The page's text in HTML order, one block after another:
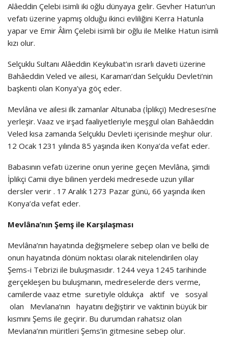
Alâeddin Çelebi isimli iki oğlu dünyaya gelir. Gevher Hatun’un
vefatı üzerine yapmış olduğu ikinci evliliğini Kerra Hatunla
yapar ve Emir Âlim Çelebi isimli bir oğlu ile Melike Hatun isimli
kızı olur.
Selçuklu Sultanı Alâeddin Keykubat’ın ısrarlı daveti üzerine
Bahâeddin Veled ve ailesi, Karaman’dan Selçuklu Devleti’nin
başkenti olan Konya’ya göç eder.
Mevlâna ve ailesi ilk zamanlar Altunaba (İplikçi) Medresesi’ne
yerleşir. Vaaz ve irşad faaliyetleriyle meşgul olan Bahâeddin
Veled kısa zamanda Selçuklu Devleti içerisinde meşhur olur.
12 Ocak 1231 yılında 85 yaşında iken Konya’da vefat eder.
Babasının vefatı üzerine onun yerine geçen Mevlâna, şimdi
İplikçi Camii diye bilinen yerdeki medresede uzun yıllar
dersler verir . 17 Aralık 1273 Pazar günü, 66 yaşında iken
Konya’da vefat eder.
Mevlâna’nın Şemş ile Karşılaşması
Mevlâna’nın hayatında değişmelere sebep olan ve belki de
onun hayatında dönüm noktası olarak nitelendirilen olay
Şems-i Tebrizi ile buluşmasıdır. 1244 veya 1245 tarihinde
gerçekleşen bu buluşmanın, medreselerde ders verme,
camilerde vaaz etme suretiyle oldukça aktif ve sosyal
olan Mevlana‘nın hayatını değiştirir ve vaktinin büyük bir
kısmını Şems ile geçirir. Bu durumdan rahatsız olan
Mevlana’nın müritleri Şems’in gitmesine sebep olur.